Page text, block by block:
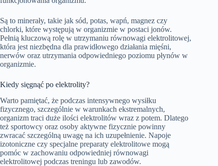
Są to minerały, takie jak sód, potas, wapń, magnez czy
chlorki, które występują w organizmie w postaci jonów.
Pełnią kluczową rolę w utrzymaniu równowagi elektrolitowej,
która jest niezbędna dla prawidłowego działania mięśni,
nerwów oraz utrzymania odpowiedniego poziomu płynów w
organizmie.
Kiedy sięgnąć po elektrolity?
Warto pamiętać, że podczas intensywnego wysiłku
fizycznego, szczególnie w warunkach ekstremalnych,
organizm traci duże ilości elektrolitów wraz z potem. Dlatego
też sportowcy oraz osoby aktywne fizycznie powinny
zwracać szczególną uwagę na ich uzupełnienie. Napoje
izotoniczne czy specjalne preparaty elektrolitowe mogą
pomóc w zachowaniu odpowiedniej równowagi
elektrolitowej podczas treningu lub zawodów.